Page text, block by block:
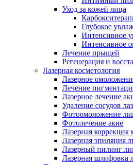
Уход за кожей лица
Глубокое
Интенсивное
Интенсивное
Лечение прыщей
Регенерация и
Лазерная косметология
Лазерное
Лечение
Лазерное лечение
Удаление сосудов
Фотоомоложение
Фотолечение акне
Лазерная
Лазерная эпиляция
Лазерный пилинг
Лазерная шлифовка